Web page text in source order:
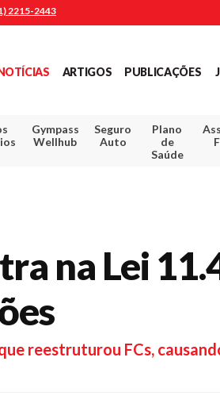
2215-2443
ARTIGOS PUBLICAÇÕES
Gympass
Wellhub
Seguro
Auto
Plano
de
Saúde
na Lei
reestruturou FCs,